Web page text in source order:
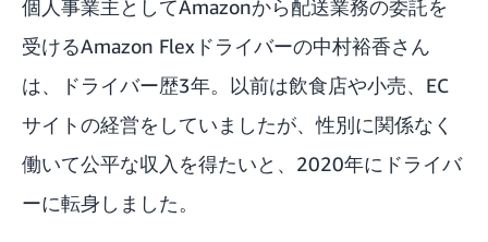
個人事業主としてAmazonから配送業務の委託を
受けるAmazon Flexドライバーの中村裕香さん
は、ドライバー歴3年。以前は飲食店や小売、EC
サイトの経営をしていましたが、性別に関係なく
働いて公平な収入を得たいと、2020年にドライバ
ーに転身しました。